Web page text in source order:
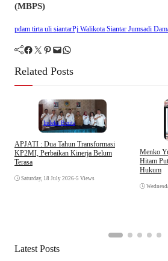
(MBPS)
pdam tirta uli siantarPj Walikota Siantar Jumsadi
Facebook Twitter Pinterest Mail WhatsApp
Related Posts
Indeks Berita
APJATI : Dua Tahun Transformasi
KP2MI, Perbaikan Kinerja Belum
Terasa
Saturday, 18 July 2026•5 Views
Menko
Hitam
Hukum
Latest Posts